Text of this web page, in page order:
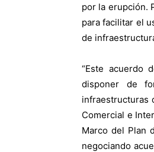
por la erupción.
para facilitar el
de
“Este acuerdo
disponer de
infraestructuras
Comercial e
Marco del Plan
negociando